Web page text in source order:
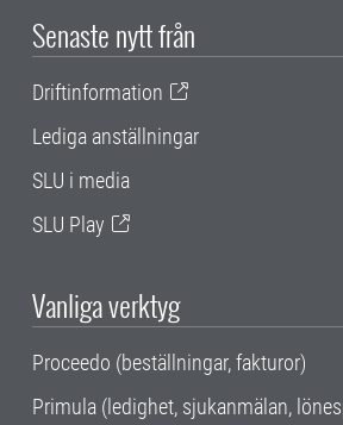
Senaste nytt från
Driftinformation
Lediga anställningar
SLU i media
SLU Play
Vanliga verktyg
Proceedo (beställningar, fakturor)
Primula (ledighet, sjukanmälan,